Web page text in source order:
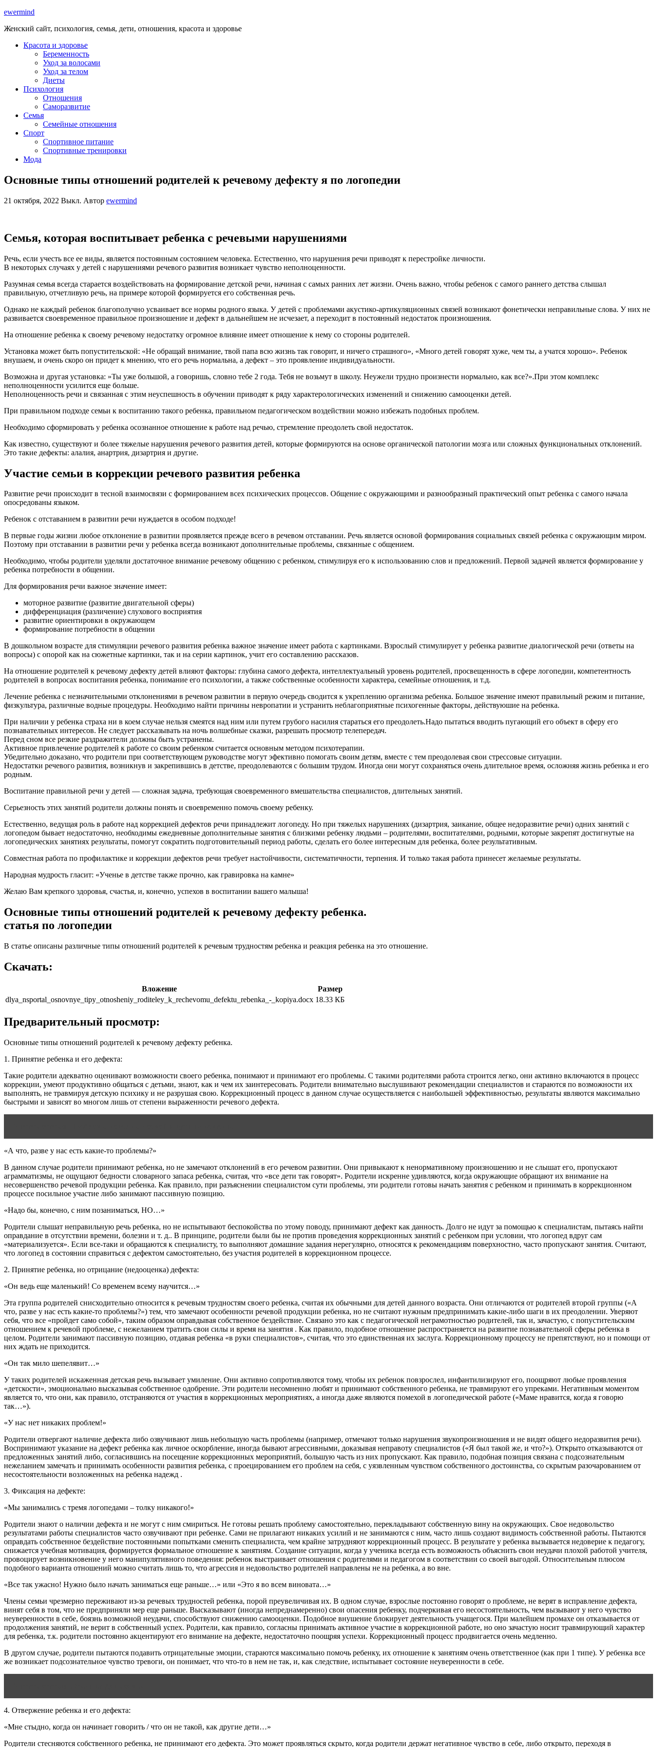
ewermind
Женский сайт, психология, семья, дети, отношения, красота и здоровье
Красота и здоровье
Беременность
Уход за волосами
Уход за телом
Диеты
Психология
Отношения
Саморазвитие
Семья
Семейные отношения
Спорт
Спортивное питание
Спортивные тренировки
Мода
Основные типы отношений родителей к речевому дефекту я по логопедии
21 октября, 2022 Выкл. Автор ewermind
Семья, которая воспитывает ребенка с речевыми нарушениями
Речь, если учесть все ее виды, является постоянным состоянием человека. Естественно, что нарушения речи приводят к перестройке личности.
В некоторых случаях у детей с нарушениями речевого развития возникает чувство неполноценности.
Разумная семья всегда старается воздействовать на формирование детской речи, начиная с самых ранних лет жизни. Очень важно, чтобы ребенок с самого раннего детства слышал
правильную, отчетливую речь, на примере которой формируется его собственная речь.
Однако не каждый ребенок благополучно усваивает все нормы родного языка. У детей с проблемами акустико-артикуляционных связей возникают фонетически неправильные слова. У них не
развивается своевременное правильное произношение и дефект в дальнейшем не исчезает, а переходит в постоянный недостаток произношения.
На отношение ребенка к своему речевому недостатку огромное влияние имеет отношение к нему со стороны родителей.
Установка может быть попустительской: «Не обращай внимание, твой папа всю жизнь так говорит, и ничего страшного», «Много детей говорят хуже, чем ты, а учатся хорошо». Ребенок
внушаем, и очень скоро он придет к мнению, что его речь нормальна, а дефект – это проявление индивидуальности.
Возможна и другая установка: »Ты уже большой, а говоришь, словно тебе 2 года. Тебя не возьмут в школу. Неужели трудно произнести нормально, как все?».При этом комплекс
неполноценности усилится еще больше.
Неполноценность речи и связанная с этим неуспешность в обучении приводят к ряду характерологических изменений и снижению самооценки детей.
При правильном подходе семьи к воспитанию такого ребенка, правильном педагогическом воздействии можно избежать подобных проблем.
Необходимо сформировать у ребенка осознанное отношение к работе над речью, стремление преодолеть свой недостаток.
Как известно, существуют и более тяжелые нарушения речевого развития детей, которые формируются на основе органической патологии мозга или сложных функциональных отклонений.
Это такие дефекты: алалия, анартрия, дизартрия и другие.
Участие семьи в коррекции речевого развития ребенка
Развитие речи происходит в тесной взаимосвязи с формированием всех психических процессов. Общение с окружающими и разнообразный практический опыт ребенка с самого начала
опосредованы языком.
Ребенок с отставанием в развитии речи нуждается в особом подходе!
В первые годы жизни любое отклонение в развитии проявляется прежде всего в речевом отставании. Речь является основой формирования социальных связей ребенка с окружающим миром.
Поэтому при отставании в развитии речи у ребенка всегда возникают дополнительные проблемы, связанные с общением.
Необходимо, чтобы родители уделяли достаточное внимание речевому общению с ребенком, стимулируя его к использованию слов и предложений. Первой задачей является формирование у
ребенка потребности в общении.
Для формирования речи важное значение имеет:
моторное развитие (развитие двигательной сферы)
дифференциация (различение) слухового восприятия
развитие ориентировки в окружающем
формирование потребности в общении
В дошкольном возрасте для стимуляции речевого развития ребенка важное значение имеет работа с картинками. Взрослый стимулирует у ребенка развитие диалогической речи (ответы на
вопросы) с опорой как на сюжетные картинки, так и на серии картинок, учит его составлению рассказов.
На отношение родителей к речевому дефекту детей влияют факторы: глубина самого дефекта, интеллектуальный уровень родителей, просвещенность в сфере логопедии, компетентность
родителей в вопросах воспитания ребенка, понимание его психологии, а также собственные особенности характера, семейные отношения, и т.д.
Лечение ребенка с незначительными отклонениями в речевом развитии в первую очередь сводится к укреплению организма ребенка. Большое значение имеют правильный режим и питание,
физкультура, различные водные процедуры. Необходимо найти причины невропатии и устранить неблагоприятные психогенные факторы, действуюшие на ребенка.
При наличии у ребенка страха ни в коем случае нельзя смеятся над ним или путем грубого насилия стараться его преодолеть.Надо пытаться вводить пугающий его объект в сферу его
познавательных интересов. Не следует рассказывать на ночь волшебные сказки, разрешать просмотр телепередач.
Перед сном все резкие раздражители должны быть устранены.
Активное привлечение родителей к работе со своим ребенком считается основным методом психотерапии.
Убедительно доказано, что родители при соответствующем руководстве могут эфективно помогать своим детям, вместе с тем преодолевая свои стрессовые ситуации.
Недостатки речевого развития, возникнув и закрепившись в детстве, преодолеваются с большим трудом. Иногда они могут сохраняться очень длительное время, осложняя жизнь ребенка и его
родным.
Воспитание правильной речи у детей — сложная задача, требующая своевременного вмешательства специалистов, длительных занятий.
Серьезность этих занятий родители должны понять и своевременно помочь своему ребенку.
Естественно, ведущая роль в работе над коррекцией дефектов речи принадлежит логопеду. Но при тяжелых нарушениях (дизартрия, заикание, общее недоразвитие речи) одних занятий с
логопедом бывает недостаточно, необходимы ежедневные дополнительные занятия с близкими ребенку людьми – родителями, воспитателями, родными, которые закрепят достигнутые на
логопедических занятиях результаты, помогут сократить подготовительный период работы, сделать его более интересным для ребенка, более результативным.
Совместная работа по профилактике и коррекции дефектов речи требует настойчивости, систематичности, терпения. И только такая работа принесет желаемые результаты.
Народная мудрость гласит: «Ученье в детстве также прочно, как гравировка на камне»
Желаю Вам крепкого здоровья, счастья, и, конечно, успехов в воспитании вашего малыша!
Основные типы отношений родителей к речевому дефекту ребенка.
статья по логопедии
В статье описаны различные типы отношений родителей к речевым трудностям ребенка и реакция ребенка на это отношение.
Скачать:
Вложение
Размер
dlya_nsportal_osnovnye_tipy_otnosheniy_roditeley_k_rechevomu_defektu_rebenka_-_kopiya.docx 18.33 КБ
Предварительный просмотр:
Основные типы отношений родителей к речевому дефекту ребенка.
1. Принятие ребенка и его дефекта:
Такие родители адекватно оценивают возможности своего ребенка, понимают и принимают его проблемы. С такими родителями работа строится легко, они активно включаются в процесс
коррекции, умеют продуктивно общаться с детьми, знают, как и чем их заинтересовать. Родители внимательно выслушивают рекомендации специалистов и стараются по возможности их
выполнять, не травмируя детскую психику и не разрушая свою. Коррекционный процесс в данном случае осуществляется с наибольшей эффективностью, результаты являются максимально
быстрыми и зависят во многом лишь от степени выраженности речевого дефекта.
«А что, разве у нас есть какие-то проблемы?»
В данном случае родители принимают ребенка, но не замечают отклонений в его речевом развитии. Они привыкают к ненормативному произношению и не слышат его, пропускают
аграмматизмы, не ощущают бедности словарного запаса ребенка, считая, что «все дети так говорят». Родители искренне удивляются, когда окружающие обращают их внимание на
несовершенство речевой продукции ребенка. Как правило, при разъяснении специалистом сути проблемы, эти родители готовы начать занятия с ребенком и принимать в коррекционном
процессе посильное участие либо занимают пассивную позицию.
«Надо бы, конечно, с ним позаниматься, НО…»
Родители слышат неправильную речь ребенка, но не испытывают беспокойства по этому поводу, принимают дефект как данность. Долго не идут за помощью к специалистам, пытаясь найти
оправдание в отсутствии времени, болезни и т. д.. В принципе, родители были бы не против проведения коррекционных занятий с ребенком при условии, что логопед вдруг сам
«материализуется». Если все-таки и обращаются к специалисту, то выполняют домашние задания нерегулярно, относятся к рекомендациям поверхностно, часто пропускают занятия. Считают,
что логопед в состоянии справиться с дефектом самостоятельно, без участия родителей в коррекционном процессе.
2. Принятие ребенка, но отрицание (недооценка) дефекта:
«Он ведь еще маленький! Со временем всему научится…»
Эта группа родителей снисходительно относится к речевым трудностям своего ребенка, считая их обычными для детей данного возраста. Они отличаются от родителей второй группы («А
что, разве у нас есть какие-то проблемы?») тем, что замечают особенности речевой продукции ребенка, но не считают нужным предпринимать какие-либо шаги в их преодолении. Уверяют
себя, что все «пройдет само собой», таким образом оправдывая собственное бездействие. Связано это как с педагогической неграмотностью родителей, так и, зачастую, с попустительским
отношением к речевой проблеме, с нежеланием тратить свои силы и время на занятия . Как правило, подобное отношение распространяется на развитие познавательной сферы ребенка в
целом. Родители занимают пассивную позицию, отдавая ребенка «в руки специалистов», считая, что это единственная их заслуга. Коррекционному процессу не препятствуют, но и помощи от
них ждать не приходится.
«Он так мило шепелявит…»
У таких родителей искаженная детская речь вызывает умиление. Они активно сопротивляются тому, чтобы их ребенок повзрослел, инфантилизируют его, поощряют любые проявления
«детскости», эмоционально высказывая собственное одобрение. Эти родители несомненно любят и принимают собственного ребенка, не травмируют его упреками. Негативным моментом
является то, что они, как правило, отстраняются от участия в коррекционных мероприятиях, а иногда даже являются помехой в логопедической работе («Маме нравится, когда я говорю
так…»).
«У нас нет никаких проблем!»
Родители отвергают наличие дефекта либо озвучивают лишь небольшую часть проблемы (например, отмечают только нарушения звукопроизношения и не видят общего недоразвития речи).
Воспринимают указание на дефект ребенка как личное оскорбление, иногда бывают агрессивными, доказывая неправоту специалистов («Я был такой же, и что?»). Открыто отказываются от
предложенных занятий либо, согласившись на посещение коррекционных мероприятий, большую часть из них пропускают. Как правило, подобная позиция связана с подсознательным
нежеланием замечать и принимать особенности развития ребенка, с проецированием его проблем на себя, с уязвленным чувством собственного достоинства, со скрытым разочарованием от
несостоятельности возложенных на ребенка надежд .
3. Фиксация на дефекте:
«Мы занимались с тремя логопедами – толку никакого!»
Родители знают о наличии дефекта и не могут с ним смириться. Не готовы решать проблему самостоятельно, перекладывают собственную вину на окружающих. Свое недовольство
результатами работы специалистов часто озвучивают при ребенке. Сами не прилагают никаких усилий и не занимаются с ним, часто лишь создают видимость собственной работы. Пытаются
оправдать собственное бездействие постоянными попытками сменить специалиста, чем крайне затрудняют коррекционный процесс. В результате у ребенка вызывается недоверие к педагогу,
снижается учебная мотивация, формируется формальное отношение к занятиям. Создание ситуации, когда у ученика всегда есть возможность объяснить свои неудачи плохой работой учителя,
провоцирует возникновение у него манипулятивного поведения: ребенок выстраивает отношения с родителями и педагогом в соответствии со своей выгодой. Относительным плюсом
подобного варианта отношений можно считать лишь то, что агрессия и недовольство родителей направлены не на ребенка, а во вне.
«Все так ужасно! Нужно было начать заниматься еще раньше…» или «Это я во всем виновата…»
Члены семьи чрезмерно переживают из-за речевых трудностей ребенка, порой преувеличивая их. В одном случае, взрослые постоянно говорят о проблеме, не верят в исправление дефекта,
винят себя в том, что не предприняли мер еще раньше. Высказывают (иногда непреднамеренно) свои опасения ребенку, подчеркивая его несостоятельность, чем вызывают у него чувство
неуверенности в себе, боязнь возможной неудачи, способствуют снижению самооценки. Подобное внушение блокирует деятельность учащегося. При малейшем промахе он отказывается от
продолжения занятий, не верит в собственный успех. Родители, как правило, согласны принимать активное участие в коррекционной работе, но оно зачастую носит травмирующий характер
для ребенка, т.к. родители постоянно акцентируют его внимание на дефекте, недостаточно поощряя успехи. Коррекционный процесс продвигается очень медленно.
В другом случае, родители пытаются подавить отрицательные эмоции, стараются максимально помочь ребенку, их отношение к занятиям очень ответственное (как при 1 типе). У ребенка все
же возникает подсознательное чувство тревоги, он понимает, что что-то в нем не так, и, как следствие, испытывает состояние неуверенности в себе.
4. Отвержение ребенка и его дефекта:
«Мне стыдно, когда он начинает говорить / что он не такой, как другие дети…»
Родители стесняются собственного ребенка, не принимают его дефекта. Это может проявляться скрыто, когда родители держат негативное чувство в себе, либо открыто, переходя в